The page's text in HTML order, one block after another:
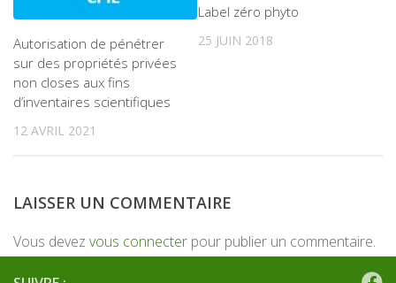
Autorisation de pénétrer
sur des propriétés privées
non closes aux fins
d’inventaires scientifiques
12 AVRIL 2021
Label zéro phyto
25 JUIN 2018
LAISSER UN COMMENTAIRE
Vous devez vous connecter pour publier un commentaire.